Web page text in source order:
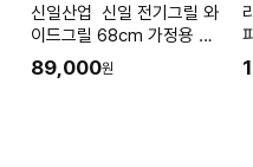
신일산업 신일 전기그릴 와
이드그릴 68cm 가정용 대
형 전기후라이팬 삼겹살 고
기불판
89,000원
라